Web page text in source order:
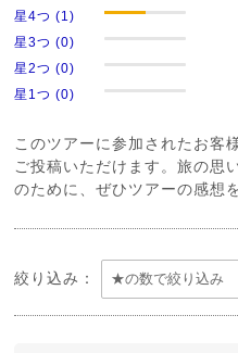
星4つ (1)
星3つ (0)
星2つ (0)
星1つ (0)
このツアーに参加されたお客
ご投稿いただけます。旅の思
のために、ぜひツアーの感想
絞り込み：